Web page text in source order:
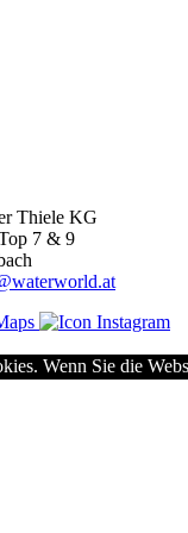
Thiele KG
7 & 9
Wenn Sie die